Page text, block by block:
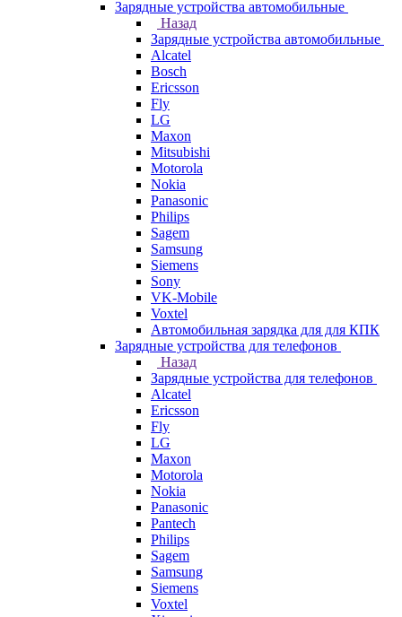
Зарядные устройства автомобильные
Назад
Зарядные устройства автомобильные
Alcatel
Bosch
Ericsson
Fly
LG
Maxon
Mitsubishi
Motorola
Nokia
Panasonic
Philips
Sagem
Samsung
Siemens
Sony
VK-Mobile
Voxtel
Автомобильная зарядка для для КПК
Зарядные устройства для телефонов
Назад
Зарядные устройства для телефонов
Alcatel
Ericsson
Fly
LG
Maxon
Motorola
Nokia
Panasonic
Pantech
Philips
Sagem
Samsung
Siemens
Voxtel